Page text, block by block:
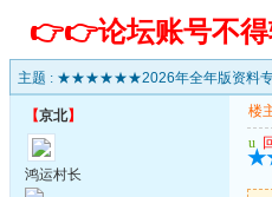
👉👉论坛账号不得
主题 : ★★★★★★2026年全年版资料
【京北】
鸿运村长
楼
u